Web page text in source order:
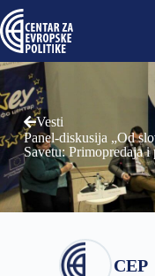
Vesti
Panel-diskusija „Od
Savetu: Primopredaja i
CEP